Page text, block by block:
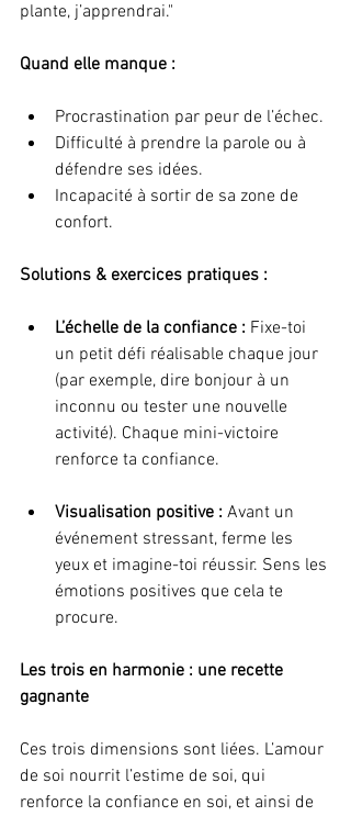
plante, j’apprendrai."
Quand elle manque :
Procrastination par peur de l’échec.
Difficulté à prendre la parole ou à
défendre ses idées.
Incapacité à sortir de sa zone de
confort.
Solutions & exercices pratiques :
L’échelle de la confiance : Fixe-toi
un petit défi réalisable chaque jour
(par exemple, dire bonjour à un
inconnu ou tester une nouvelle
activité). Chaque mini-victoire
renforce ta confiance.
Visualisation positive : Avant un
événement stressant, ferme les
yeux et imagine-toi réussir. Sens les
émotions positives que cela te
procure.
Les trois en harmonie : une recette
gagnante
Ces trois dimensions sont liées. L’amour
de soi nourrit l’estime de soi, qui
renforce la confiance en soi, et ainsi de